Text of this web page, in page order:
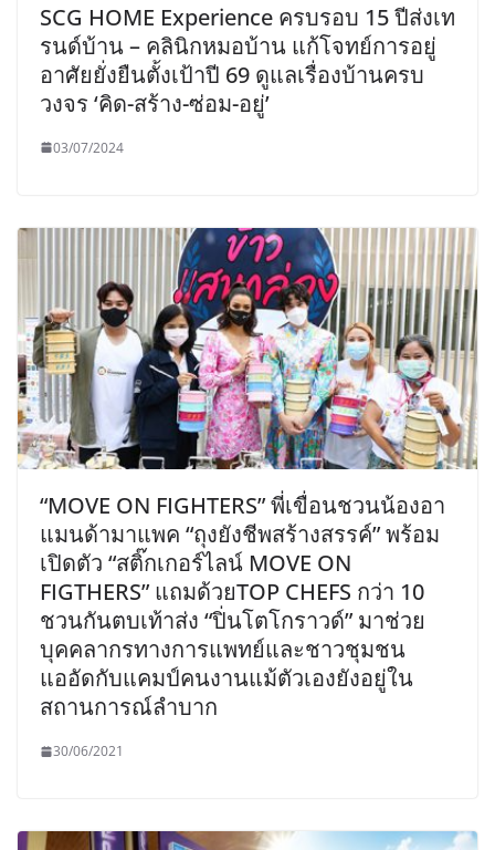
SCG HOME Experience ครบรอบ 15 ปีส่งเท
รนด์บ้าน – คลินิกหมอบ้าน แก้โจทย์การอยู่
อาศัยยั่งยืนตั้งเป้าปี 69 ดูแลเรื่องบ้านครบ
วงจร ‘คิด-สร้าง-ซ่อม-อยู่’
03/07/2024
“MOVE ON FIGHTERS” พี่เขื่อนชวนน้องอา
แมนด้ามาแพค “ถุงยังชีพสร้างสรรค์” พร้อม
เปิดตัว “สติ๊กเกอร์ไลน์ MOVE ON
FIGTHERS” แถมด้วยTOP CHEFS กว่า 10
ชวนกันตบเท้าส่ง “ปิ่นโตโกราวด์” มาช่วย
บุคคลากรทางการแพทย์และชาวชุมชน
แออัดกับแคมป์คนงานแม้ตัวเองยังอยู่ใน
สถานการณ์ลำบาก
30/06/2021